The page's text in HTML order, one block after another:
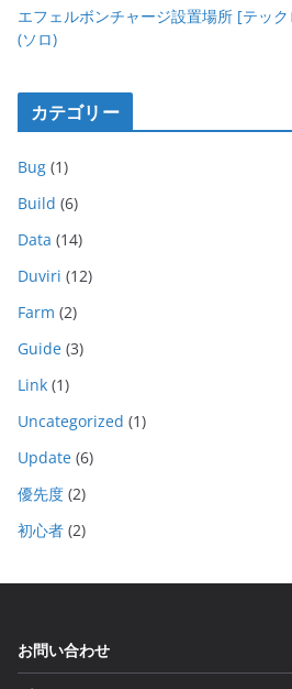
エフェルボンチャージ設置場所 [テッ
(ソロ)
カテゴリー
Bug (1)
Build (6)
Data (14)
Duviri (12)
Farm (2)
Guide (3)
Link (1)
Uncategorized (1)
Update (6)
優先度 (2)
初心者 (2)
お問い合わせ